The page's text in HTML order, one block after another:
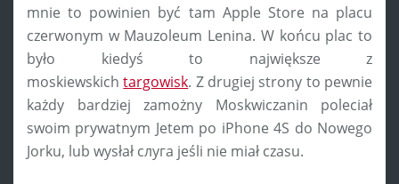
mnie to powinien być tam Apple Store na placu
czerwonym w Mauzoleum Lenina. W końcu plac to
było kiedyś to największe z
moskiewskichtargowisk. Z drugiej strony to pewnie
każdy bardziej zamożny Moskwiczanin poleciał
swoim prywatnym Jetem po iPhone 4S do Nowego
Jorku, lub wysłał слуга jeśli nie miał czasu.